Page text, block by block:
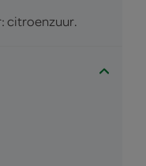
citroenzuur.